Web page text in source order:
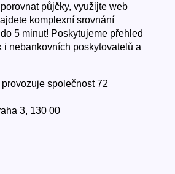
půjčky, využijte web
komplexní srovnání
5 minut! Poskytujeme přehled
i nebankovních poskytovatelů a
společnost 72
3, 130 00